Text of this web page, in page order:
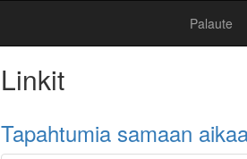
Palaute
Linkit
Tapahtumia samaan